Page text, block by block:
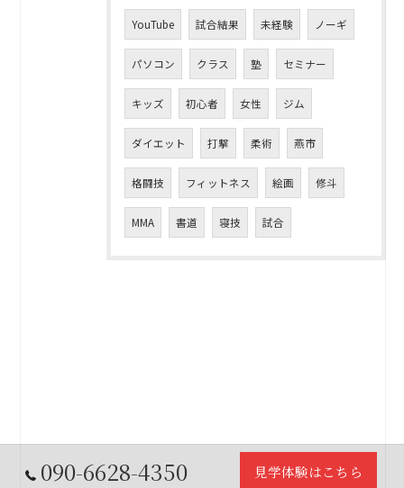
YouTube 試合結果 未経験 ノーギ
パソコン クラス 塾 セミナー
キッズ 初心者 女性 ジム
ダイエット 打撃 柔術 燕市
格闘技 フィットネス 絵画 修斗
MMA 書道 寝技 試合
090-6628-4350 見学体験はこちら